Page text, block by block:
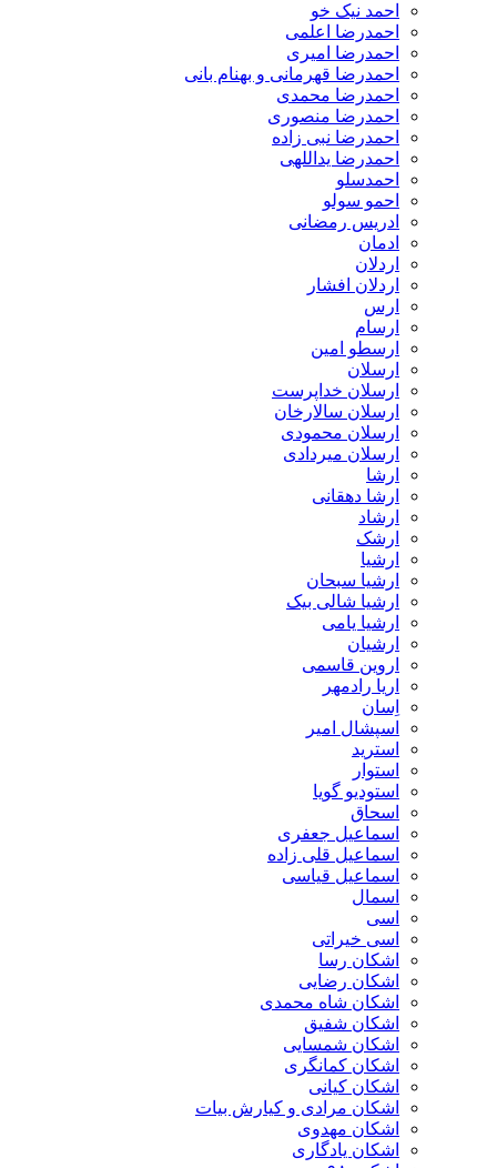
احمد نیک خو
احمدرضا اعلمی
احمدرضا امیری
احمدرضا قهرمانی و بهنام بانی
احمدرضا محمدی
احمدرضا منصوری
احمدرضا نبی زاده
احمدرضا یداللهی
احمدسلو
احمو سولو
ادریس رمضانی
ادمان
اردلان
اردلان افشار
ارس
ارسام
ارسطو امین
ارسلان
ارسلان خداپرست
ارسلان سالارخان
ارسلان محمودی
ارسلان میردادی
ارشا
ارشا دهقانی
ارشاد
ارشک
ارشیا
ارشیا سبحان
ارشیا شالی بیک
ارشیا یامی
ارشیان
اروین قاسمی
اریا رادمهر
اِسان
اسپشال امیر
استرید
استوار
استودیو گویا
اسحاق
اسماعیل جعفری
اسماعیل قلی زاده
اسماعیل قیاسی
اسمال
اسی
اسی خیراتی
اشکان رسا
اشکان رضایی
اشکان شاه محمدی
اشکان شفیق
اشکان شمسایی
اشکان‌ کمانگری
اشکان کیانی
اشکان مرادی و کیارش بیات
اشکان مهدوی
اشکان یادگاری